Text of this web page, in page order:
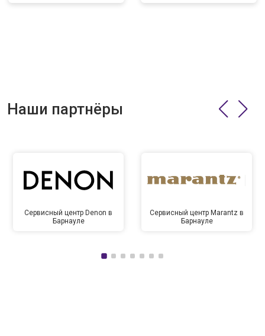
Наши партнёры
Сервисный центр Denon в
Барнауле
Сервисный центр Marantz в
Барнауле